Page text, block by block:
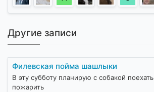
Другие записи
Филевская пойма шашлыки
В эту субботу планирую с собакой
пожарить